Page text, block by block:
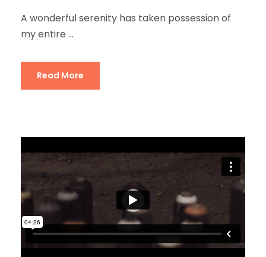
A wonderful serenity has taken possession of
my entire ...
Read More